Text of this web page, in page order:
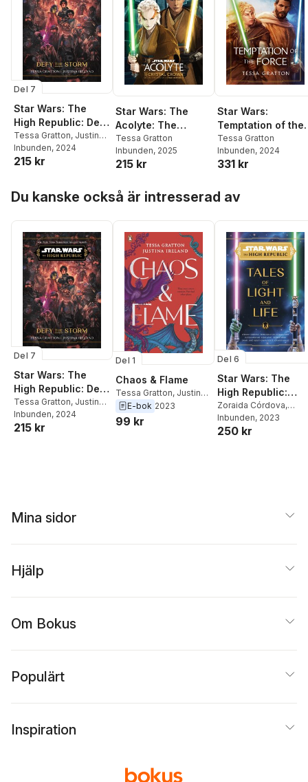
Del 7
Star Wars: The
High Republic: Defy
the Storm
Tessa Gratton, Justina
Ireland
Inbunden, 2024
215 kr
Star Wars: The
Acolyte: The
Crystal Crown
Tessa Gratton
Inbunden, 2025
215 kr
Star Wars:
Temptation of the
Force (The High
Republic)
Tessa Gratton
Inbunden, 2024
331 kr
Du kanske också är intresserad av
Del 7
Star Wars: The
High Republic: Defy
the Storm
Tessa Gratton, Justina
Ireland
Inbunden, 2024
215 kr
Del 1
Chaos & Flame
Tessa Gratton, Justina
Ireland
E-bok 2023
99 kr
Del 6
Star Wars: The
High Republic:
Tales of Light and
Life
Zoraida Córdova,
Tessa Gratton,Claudia
Gray, Justina Ireland
Inbunden, 2023
250 kr
Mina sidor
Hjälp
Om Bokus
Populärt
Inspiration